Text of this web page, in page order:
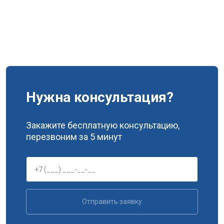
Нужна консультация?
Закажите бесплатную консультацию,
перезвоним за 5 минут
Отправить заявку